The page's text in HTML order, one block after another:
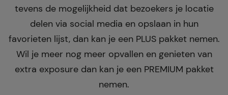
tevens de mogelijkheid dat bezoekers je locatie
delen via social media en opslaan in hun
favorieten lijst, dan kan je een PLUS pakket nemen.
Wil je meer nog meer opvallen en genieten van
extra exposure dan kan je een PREMIUM pakket
nemen.